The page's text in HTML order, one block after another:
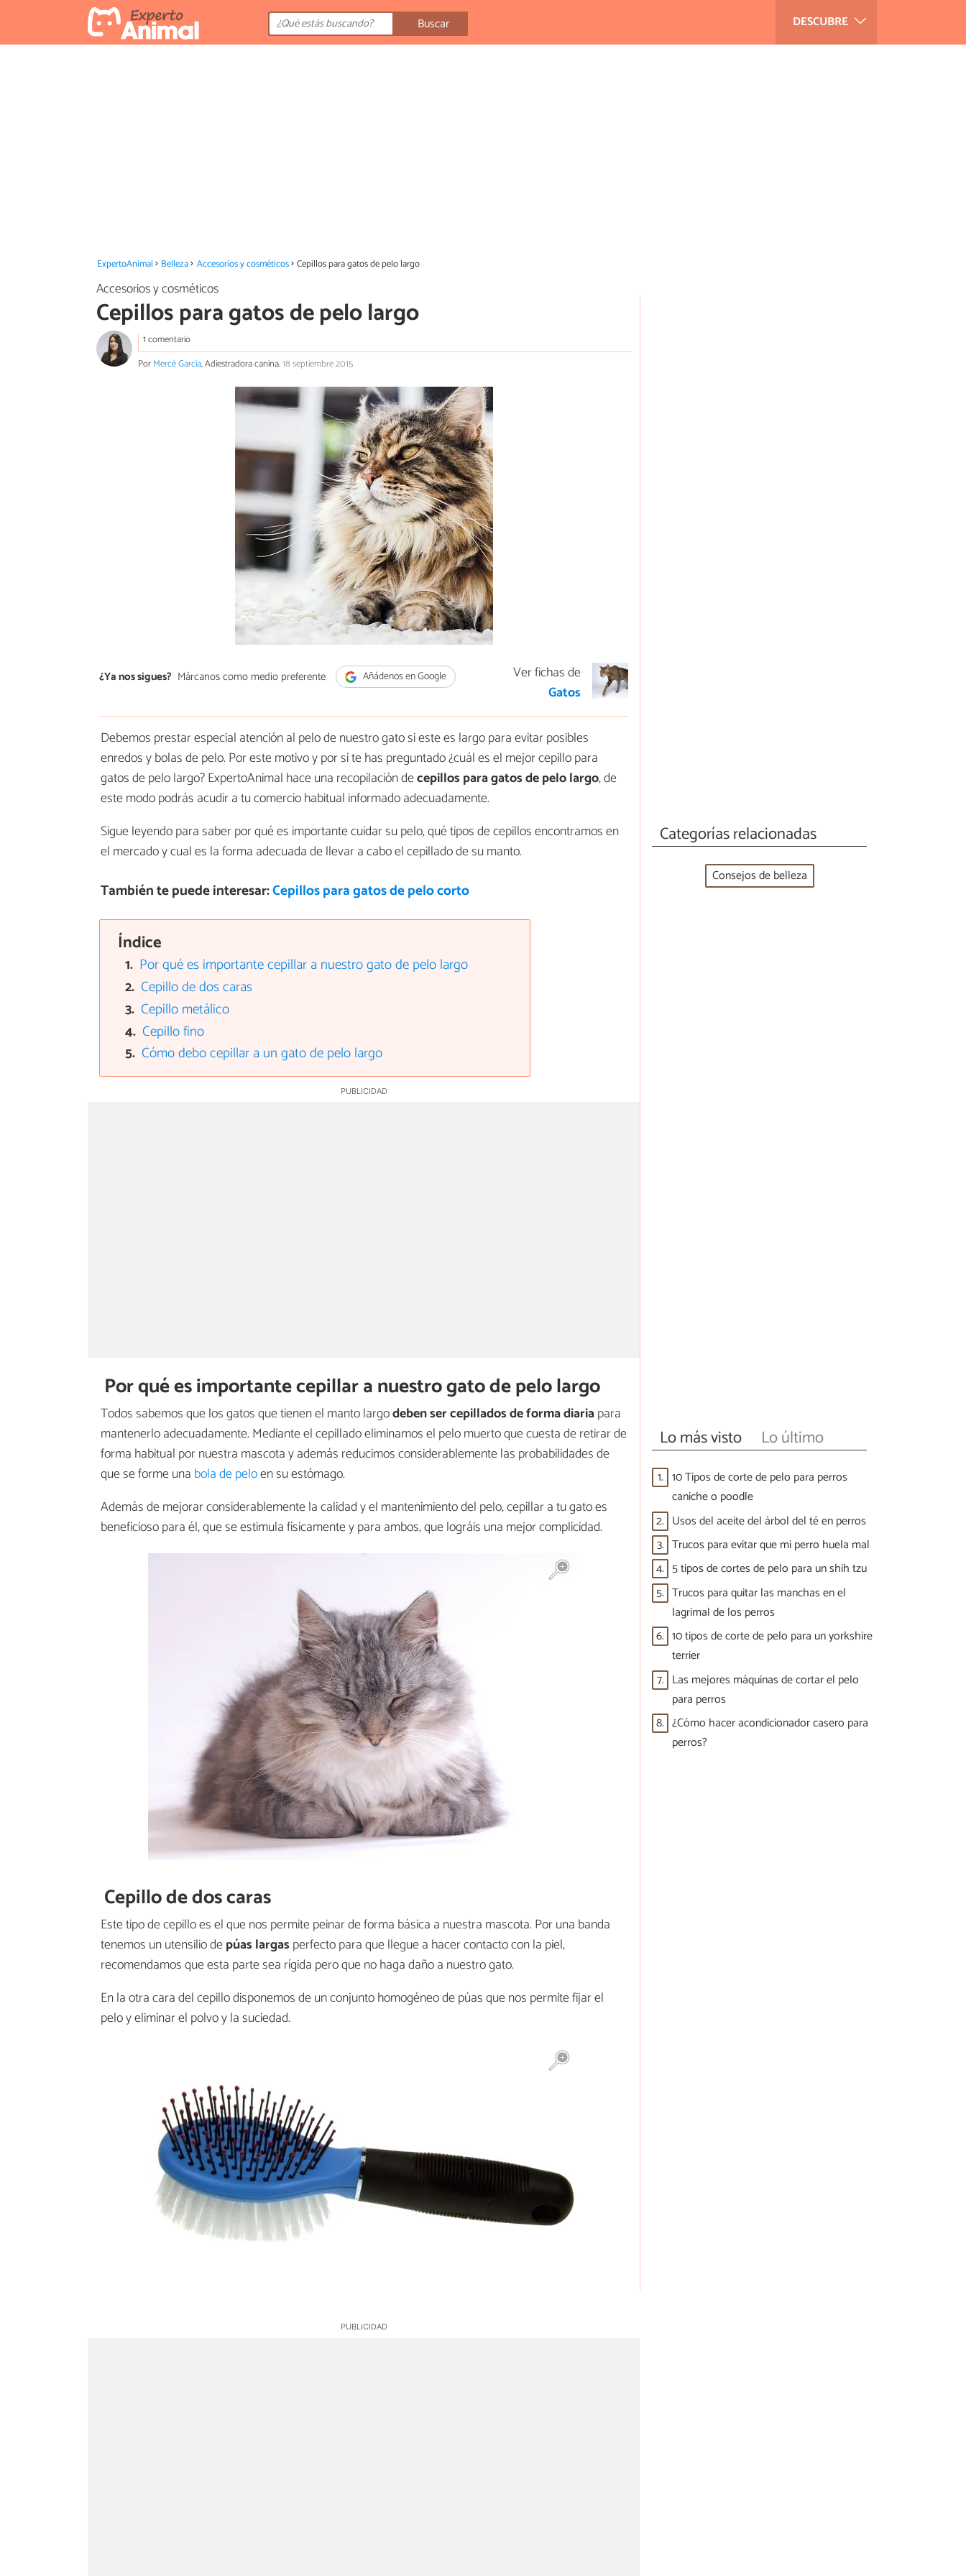
DESCUBRE
Buscar
ExpertoAnimal Belleza Accesorios y cosméticos Cepillos para gatos de pelo largo
Accesorios y cosméticos
Cepillos para gatos de pelo largo
1 comentario
PorMercè Garcia, Adiestradora canina.18 septiembre 2015
¿Ya nos sigues? Márcanos como medio preferente Añádenos en Google
Ver fichas de
Gatos
Debemos prestar especial atención al pelo de nuestro gato si este es largo para evitar posibles
enredos y bolas de pelo. Por este motivo y por si te has preguntado ¿cuál es el mejor cepillo para
gatos de pelo largo? ExpertoAnimal hace una recopilación decepillos para gatos de pelo largo, de
este modo podrás acudir a tu comercio habitual informado adecuadamente.
Sigue leyendo para saber por qué es importante cuidar su pelo, qué tipos de cepillos encontramos en
el mercado y cual es la forma adecuada de llevar a cabo el cepillado de su manto.
También te puede interesar:Cepillos para gatos de pelo corto
Índice
Por qué es importante cepillar a nuestro gato de pelo largo
Cepillo de dos caras
Cepillo metálico
Cepillo fino
Cómo debo cepillar a un gato de pelo largo
Por qué es importante cepillar a nuestro gato de pelo largo
Todos sabemos que los gatos que tienen el manto largodeben ser cepillados de forma diariapara
mantenerlo adecuadamente. Mediante el cepillado eliminamos el pelo muerto que cuesta de retirar de
forma habitual por nuestra mascota y además reducimos considerablemente las probabilidades de
que se forme una bola de peloen su estómago.
Además de mejorar considerablemente la calidad y el mantenimiento del pelo, cepillar a tu gato es
beneficioso para él, que se estimula físicamente y para ambos, que lográis una mejor complicidad.
Cepillo de dos caras
Este tipo de cepillo es el que nos permite peinar de forma básica a nuestra mascota. Por una banda
tenemos un utensilio depúas largas perfecto para que llegue a hacer contacto con la piel,
recomendamos que esta parte sea rígida pero que no haga daño a nuestro gato.
En la otra cara del cepillo disponemos de un conjunto homogéneo de púas que nos permite fijar el
pelo y eliminar el polvo y la suciedad.
Categorías relacionadas
Consejos de belleza
Lo más visto Lo último
1. 10 Tipos de corte de pelo para perros
caniche o poodle
2. Usos del aceite del árbol del té en perros
3. Trucos para evitar que mi perro huela mal
4. 5 tipos de cortes de pelo para un shih tzu
5. Trucos para quitar las manchas en el
lagrimal de los perros
6. 10 tipos de corte de pelo para un yorkshire
terrier
7. Las mejores máquinas de cortar el pelo
para perros
8. ¿Cómo hacer acondicionador casero para
perros?